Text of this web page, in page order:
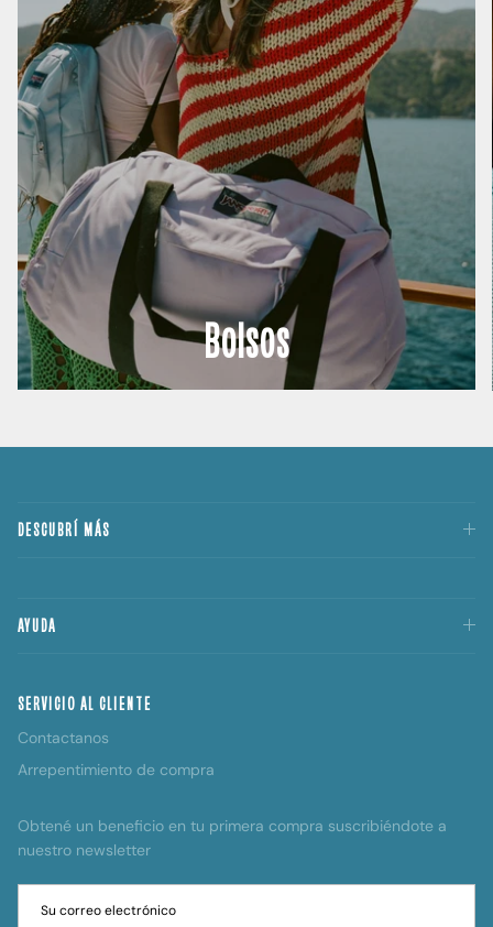
Bolsos
DESCUBRÍ MÁS
AYUDA
SERVICIO AL CLIENTE
Contactanos
Arrepentimiento de compra
Obtené un beneficio en tu primera compra suscribiéndote a
nuestro newsletter